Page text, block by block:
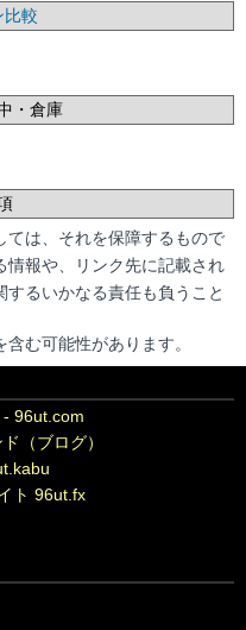
比較
・倉庫
ては、それを保障するもので
情報や、リンク先に記載され
るいかなる責任も負うこと
む可能性があります。
96ut.com
（ブログ）
ト 96ut.fx